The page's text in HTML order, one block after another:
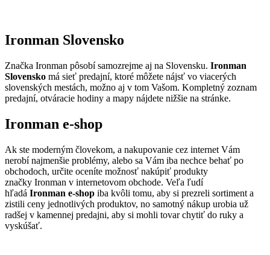
Ironman Slovensko
Značka Ironman pôsobí samozrejme aj na Slovensku. Ironman
Slovensko má sieť predajní, ktoré môžete nájsť vo viacerých
slovenských mestách, možno aj v tom Vašom. Kompletný zoznam
predajní, otváracie hodiny a mapy nájdete nižšie na stránke.
Ironman e-shop
Ak ste moderným človekom, a nakupovanie cez internet Vám
nerobí najmenšie problémy, alebo sa Vám iba nechce behať po
obchodoch, určite oceníte možnosť nakúpiť produkty
značky Ironman v internetovom obchode. Veľa ľudí
hľadá Ironman e-shop iba kvôli tomu, aby si prezreli sortiment a
zistili ceny jednotlivých produktov, no samotný nákup urobia už
radšej v kamennej predajni, aby si mohli tovar chytiť do ruky a
vyskúšať.